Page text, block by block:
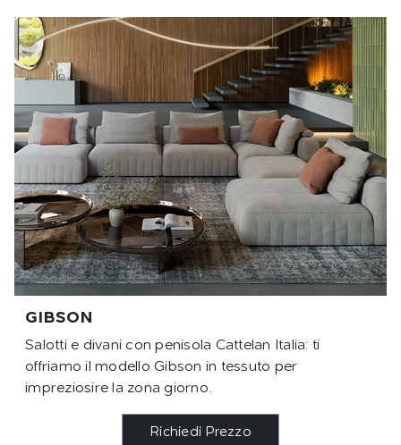
GIBSON
Salotti e divani con penisola Cattelan Italia: ti
offriamo il modello Gibson in tessuto per
impreziosire la zona giorno.
Richiedi Prezzo